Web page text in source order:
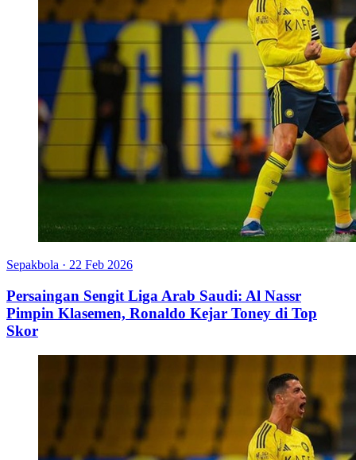
Sepakbola · 22 Feb 2026
Persaingan Sengit Liga Arab Saudi: Al Nassr
Pimpin Klasemen, Ronaldo Kejar Toney di Top
Skor